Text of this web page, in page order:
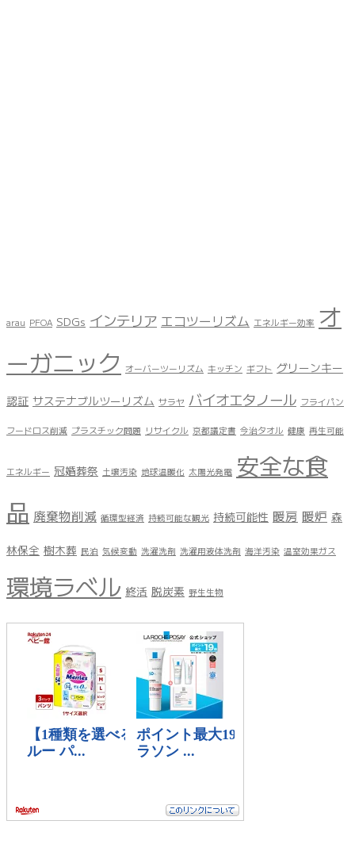
arau PFOA SDGs インテリア エコツーリズム エネルギー効率 オ
ーガニック オーバーツーリズム キッチン ギフト グリーンキー
認証 サステナブルツーリズム サラヤ バイオエタノール フライパン
フードロス削減 プラスチック問題 リサイクル 京都議定書 今治タオル 健康 再生可能
エネルギー 冠婚葬祭 土壌汚染 地球温暖化 太陽光発電 安全な食
品 廃棄物削減 循環型経済 持続可能な観光 持続可能性 暖房 暖炉 森
林保全 樹木葬 民泊 気候変動 洗濯洗剤 洗濯用液体洗剤 海洋汚染 温室効果ガス
環境ラベル 終活 脱炭素 野生生物